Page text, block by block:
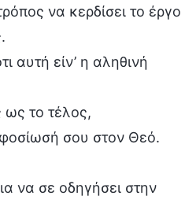
να κερδίσει το έργο
αυτή είν’ η αληθινή
ως το τέλος,
σου στον Θεό.
να σε οδηγήσει στην